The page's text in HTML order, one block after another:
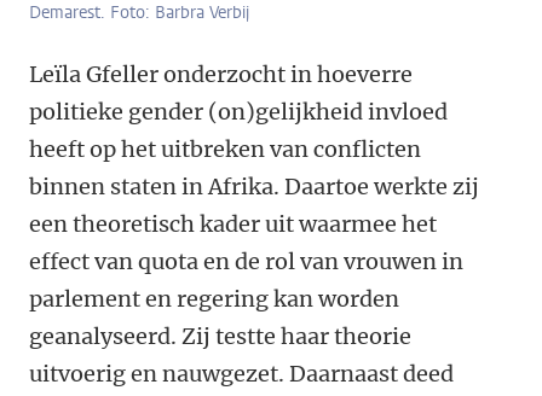
Demarest. Foto: Barbra Verbij
Leïla Gfeller onderzocht in hoeverre
politieke gender (on)gelijkheid invloed
heeft op het uitbreken van conflicten
binnen staten in Afrika. Daartoe werkte zij
een theoretisch kader uit waarmee het
effect van quota en de rol van vrouwen in
parlement en regering kan worden
geanalyseerd. Zij testte haar theorie
uitvoerig en nauwgezet. Daarnaast deed